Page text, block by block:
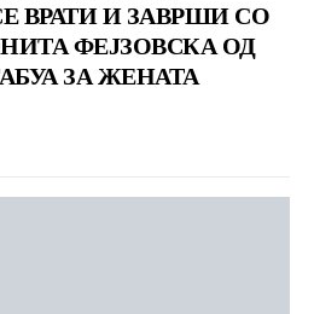
ВРАТИ И ЗАВРШИ СО
ФЕЈЗОВСКА ОД
ЗА ЖЕНАТА